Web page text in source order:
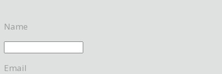
Name
Email